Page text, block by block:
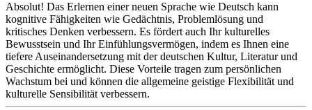
Absolut! Das Erlernen einer neuen Sprache wie Deutsch kann
kognitive Fähigkeiten wie Gedächtnis, Problemlösung und
kritisches Denken verbessern. Es fördert auch Ihr kulturelles
Bewusstsein und Ihr Einfühlungsvermögen, indem es Ihnen eine
tiefere Auseinandersetzung mit der deutschen Kultur, Literatur und
Geschichte ermöglicht. Diese Vorteile tragen zum persönlichen
Wachstum bei und können die allgemeine geistige Flexibilität und
kulturelle Sensibilität verbessern.